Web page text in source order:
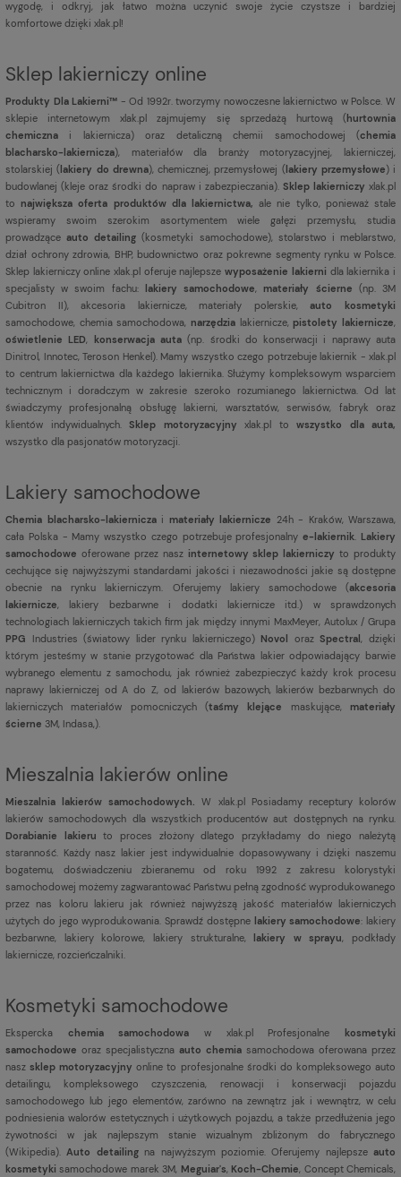
wygodę, i odkryj, jak łatwo można uczynić swoje życie czystsze i bardziej
komfortowe dzięki xlak.pl!
Sklep lakierniczy online
Produkty Dla Lakierni™ - Od 1992r. tworzymy nowoczesne lakiernictwo w Polsce. W
sklepie internetowym xlak.pl zajmujemy się sprzedażą hurtową ( hurtownia
chemiczna i lakiernicza) oraz detaliczną chemii samochodowej (chemia
blacharsko-lakiernicza), materiałów dla branży motoryzacyjnej, lakierniczej,
stolarskiej ( lakiery do drewna), chemicznej, przemysłowej ( lakiery przemysłowe) i
budowlanej (kleje oraz środki do napraw i zabezpieczania). Sklep lakierniczy xlak.pl
tonajwiększa oferta produktów dla lakiernictwa,ale nie tylko, ponieważ stale
wspieramy swoim szerokim asortymentem wiele gałęzi przemysłu, studia
prowadząceauto detailing(kosmetyki samochodowe), stolarstwo i meblarstwo,
dział ochrony zdrowia, BHP, budownictwo oraz pokrewne segmenty rynku w Polsce.
Sklep lakierniczy online xlak.pl oferuje najlepszewyposażenie lakierni dla lakiernika i
specjalisty w swoim fachu:
lakiery samochodowe,materiały ścierne (np. 3M
Cubitron II), akcesoria lakiernicze, materiały polerskie,auto kosmetyki
samochodowe, chemia samochodowa, narzędzia lakiernicze,pistolety lakiernicze,
oświetlenie LED, konserwacja auta(np. środki do konserwacji i naprawy auta
Dinitrol, Innotec, Teroson Henkel). Mamy wszystko czego potrzebuje lakiernik - xlak.pl
to centrum lakiernictwa dla każdego lakiernika. Służymy kompleksowym wsparciem
technicznym i doradczym w zakresie szeroko rozumianego lakiernictwa. Od lat
świadczymy profesjonalną obsługę lakierni, warsztatów, serwisów, fabryk oraz
klientów indywidualnych. Sklep motoryzacyjny xlak.pl to wszystko dla auta,
wszystko dla pasjonatów motoryzacji.
Lakiery samochodowe
Chemia blacharsko-lakierniczai materiały lakiernicze 24h - Kraków, Warszawa,
cała Polska - Mamy wszystko czego potrzebuje profesjonalnye-lakiernik. Lakiery
samochodowe oferowane przez nasz internetowy sklep lakierniczy to produkty
cechujące się najwyższymi standardami jakości i niezawodności jakie są dostępne
obecnie na rynku lakierniczym. Oferujemy lakiery samochodowe (akcesoria
lakiernicze, lakiery bezbarwne i dodatki lakiernicze itd.) w sprawdzonych
technologiach lakierniczych takich firm jak między innymi MaxMeyer, Autolux / Grupa
PPG Industries (światowy lider rynku lakierniczego) Novol orazSpectral, dzięki
którym jesteśmy w stanie przygotować dla Państwa lakier odpowiadający barwie
wybranego elementu z samochodu, jak również zabezpieczyć każdy krok procesu
naprawy lakierniczej od A do Z, od lakierów bazowych, lakierów bezbarwnych do
lakierniczych materiałów pomocniczych (taśmy klejące maskujące,materiały
ścierne 3M, Indasa,).
Mieszalnia lakierów online
Mieszalnia lakierów samochodowych. W xlak.pl Posiadamy receptury kolorów
lakierów samochodowych dla wszystkich producentów aut dostępnych na rynku.
Dorabianie lakieru to proces złożony dlatego przykładamy do niego należytą
staranność. Każdy nasz lakier jest indywidualnie dopasowywany i dzięki naszemu
bogatemu, doświadczeniu zbieranemu od roku 1992 z zakresu kolorystyki
samochodowej możemy zagwarantować Państwu pełną zgodność wyprodukowanego
przez nas koloru lakieru jak również najwyższą jakość materiałów lakierniczych
użytych do jego wyprodukowania. Sprawdź dostępne lakiery samochodowe: lakiery
bezbarwne, lakiery kolorowe, lakiery strukturalne,
lakiery w sprayu, podkłady
lakiernicze, rozcieńczalniki.
Kosmetyki samochodowe
Ekspercka chemia samochodowa w xlak.pl Profesjonalne
kosmetyki
samochodowe oraz specjalistyczna auto chemia samochodowa oferowana przez
naszsklep motoryzacyjny online to profesjonalne środki do kompleksowego auto
detailingu, kompleksowego czyszczenia, renowacji i konserwacji pojazdu
samochodowego lub jego elementów, zarówno na zewnątrz jak i wewnątrz, w celu
podniesienia walorów estetycznych i użytkowych pojazdu, a także przedłużenia jego
żywotności w jak najlepszym stanie wizualnym zbliżonym do fabrycznego
(Wikipedia).Auto detailingna najwyższym poziomie. Oferujemy najlepszeauto
kosmetykisamochodowe marek 3M, Meguiar's, Koch-Chemie, Concept Chemicals,